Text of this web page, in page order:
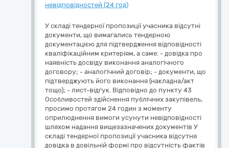
невідповідностей (24 год)
У складі тендерної пропозиції учасника відсутні
документи, що вимагались тендерною
документацією для підтвердження відповідності
кваліфікаційним критеріям, а саме: - довідка про
наявність досвіду виконання аналогічного
договору; - аналогічний договір; - документи, що
підтверджують його виконання (накладна/акт
тощо); - лист-відгук. Відповідно до пункту 43
Особливостей здійснення публічних закупівель,
просимо протягом 24 годин з моменту
оприлюднення вимоги усунути невідповідності
шляхом надання вищезазначених документів У
складі тендерної пропозиції учасника відсутня
довідка в довільній формі про відсутність фактів